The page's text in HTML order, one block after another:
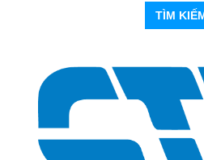
TÌM